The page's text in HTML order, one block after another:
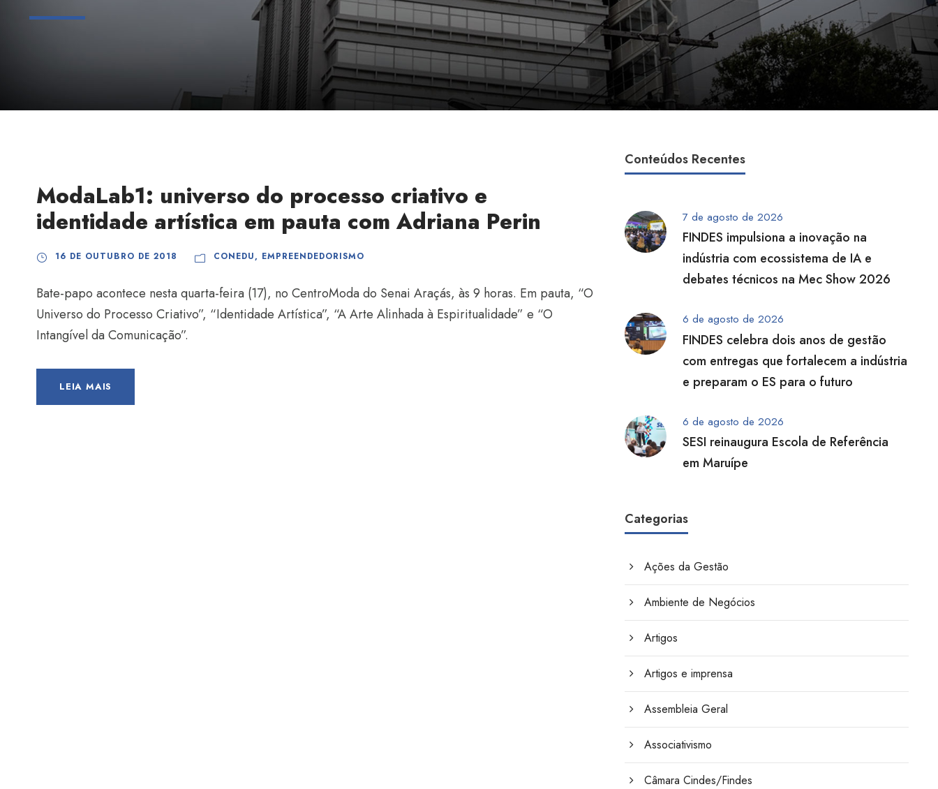
ModaLab1: universo do processo criativo e
identidade artística em pauta com Adriana Perin
16 DE OUTUBRO DE 2018 CONEDU, EMPREENDEDORISMO
Bate-papo acontece nesta quarta-feira (17), no CentroModa do Senai Araçás, às 9 horas. Em pauta, “O
Universo do Processo Criativo”, “Identidade Artística”, “A Arte Alinhada à Espiritualidade” e “O
Intangível da Comunicação”.
LEIA MAIS
Conteúdos Recentes
7 de agosto de 2026
FINDES impulsiona a inovação na
indústria com ecossistema de IA e
debates técnicos na Mec Show 2026
6 de agosto de 2026
FINDES celebra dois anos de gestão
com entregas que fortalecem a indústria
e preparam o ES para o futuro
6 de agosto de 2026
SESI reinaugura Escola de Referência
em Maruípe
Categorias
Ações da Gestão
Ambiente de Negócios
Artigos
Artigos e imprensa
Assembleia Geral
Associativismo
Câmara Cindes/Findes